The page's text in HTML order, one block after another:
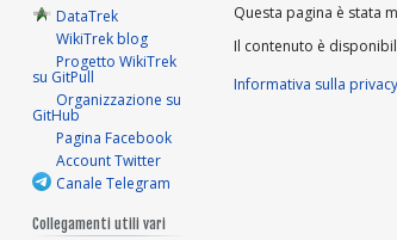
DataTrek
WikiTrek blog
Progetto WikiTrek
su GitPull
Organizzazione su
GitHub
Pagina Facebook
Account Twitter
Canale Telegram
Collegamenti utili vari
Questa pagina è stata
Il contenuto è
Informativa sulla privacy